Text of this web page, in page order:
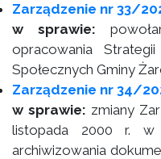
Zarządzenie nr 33/
w sprawie:
opracowania
Społecznych Gminy
Zarządzenie nr 34/
w sprawie: zmiany
listopada 2000 r.
archiwizowania